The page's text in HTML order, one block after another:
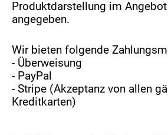
Produktdarstellung im
angegeben.
Wir bieten folgende
- Überweisung
- PayPal
- Stripe (Akzeptanz von allen
Kreditkarten)